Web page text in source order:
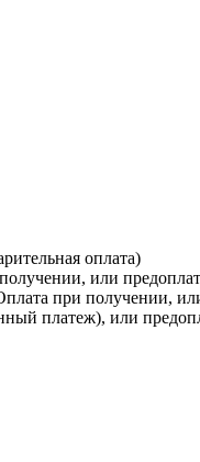
оплата)
или
при получении,
платеж), или